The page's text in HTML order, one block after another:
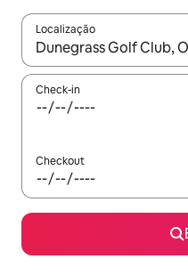
Localização
Quando os resultados
Check-in
Checkout